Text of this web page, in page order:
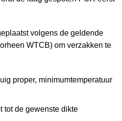
volgens de geldende
WTCB) om verzakken te
proper, minimumtemperatuur
tot de gewenste dikte